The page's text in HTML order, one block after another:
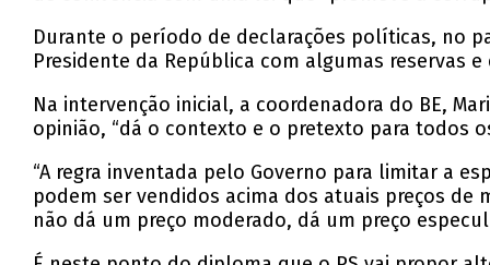
Durante o período de declarações políticas, no
Presidente da República com algumas reservas
Na intervenção inicial, a coordenadora do BE,
opinião, “dá o contexto e o pretexto para todos
“A regra inventada pelo Governo para limitar a
podem ser vendidos acima dos atuais preços
não dá um preço moderado, dá um preço